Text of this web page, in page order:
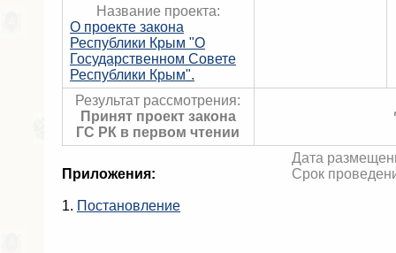
Поиск депутата по округу
Название проекта:
О проекте закона
Республики Крым "О
Государственном Совете
Республики Крым".
Результат рассмотрения:
Принят проект закона
ГС РК в первом чтении
Дата
Срок
Приложения:
1. Постановление